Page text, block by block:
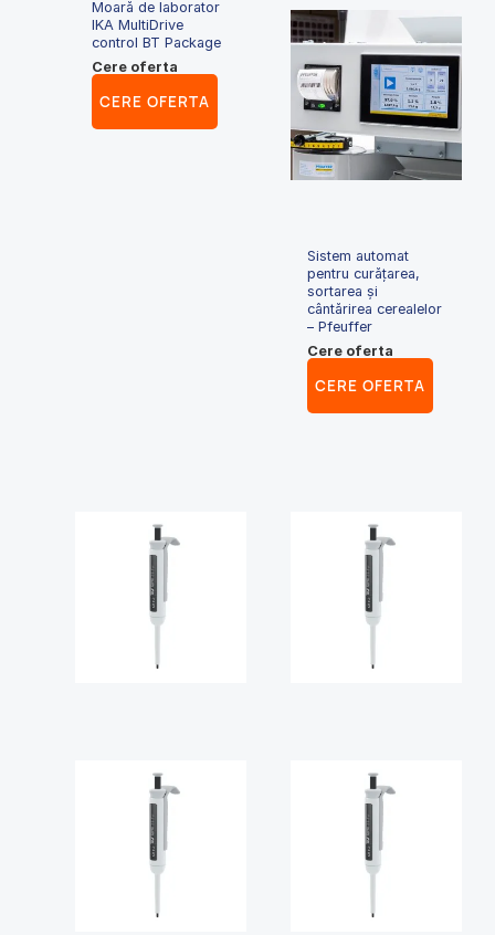
Moară de laborator
IKA MultiDrive
control BT Package
Cere oferta
CERE OFERTA
Sistem automat
pentru curățarea,
sortarea și
cântărirea cerealelor
– Pfeuffer
Cere oferta
CERE OFERTA